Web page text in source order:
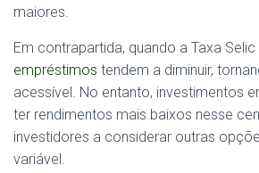
maiores.
Em contrapartida, quando a Taxa
empréstimos tendem a diminuir,
acessível. No entanto, investimentos
ter rendimentos mais baixos nesse
investidores a considerar outras
variável.